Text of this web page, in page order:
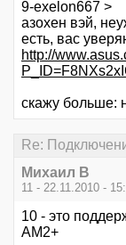
9-exelon667 >
азохен вэй,
есть, вас
http://
скажу больше:
Re:
Михаил В
11 - 22.11.2010 -
10 - это
AM2+